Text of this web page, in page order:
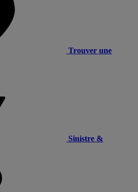
Trouver une
Sinistre &